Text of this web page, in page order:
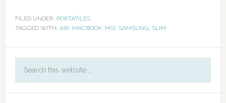
FILED UNDER: PORTÁTILES
TAGGED WITH: AIR, MACBOOK, MSI, SAMSUNG, SLIM